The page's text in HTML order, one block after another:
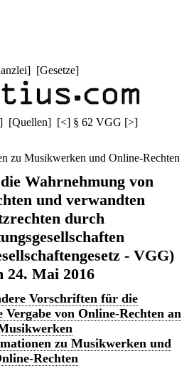
] [Gesetze]
[Quellen] [<] § 62 VGG [>]
zu Musikwerken und Online-Rechten
Wahrnehmung von
und verwandten
durch
- VGG)
24. Mai 2016
Vorschriften für die
Vergabe von Online-Rechten an
zu Musikwerken und
Rechten